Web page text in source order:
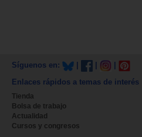
Síguenos en:
Enlaces rápidos a temas de interés
Tienda
Bolsa de trabajo
Actualidad
Cursos y congresos